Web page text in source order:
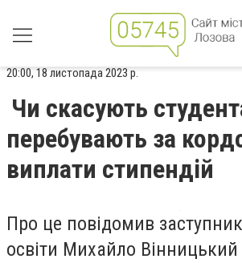
20:00, 18 листопада 2023 р.
Чи скасують
перебувають за
виплати стипендій
Про це повідомив
освіти Михайло Вінницький